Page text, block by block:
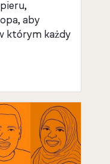
aby
którym każdy